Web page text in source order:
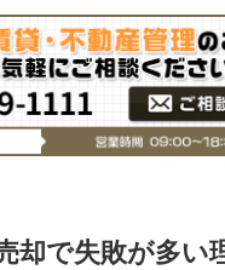
却で失敗が多い